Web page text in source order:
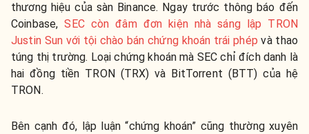
thương hiệu của sàn Binance. Ngay trước thông báo đến
Coinbase,SEC còn đâm đơn kiện nhà sáng lập TRON
Justin Sun với tội chào bán chứng khoán trái phép và thao
túng thị trường. Loại chứng khoán mà SEC chỉ đích danh là
hai đồng tiền TRON (TRX) và BitTorrent (BTT) của hệ
TRON.
Bên cạnh đó, lập luận “chứng khoán” cũng thường xuyên